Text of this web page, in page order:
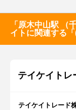
「原木中山駅 （
イトに関連する
テイケイトレ
テイケイトレード